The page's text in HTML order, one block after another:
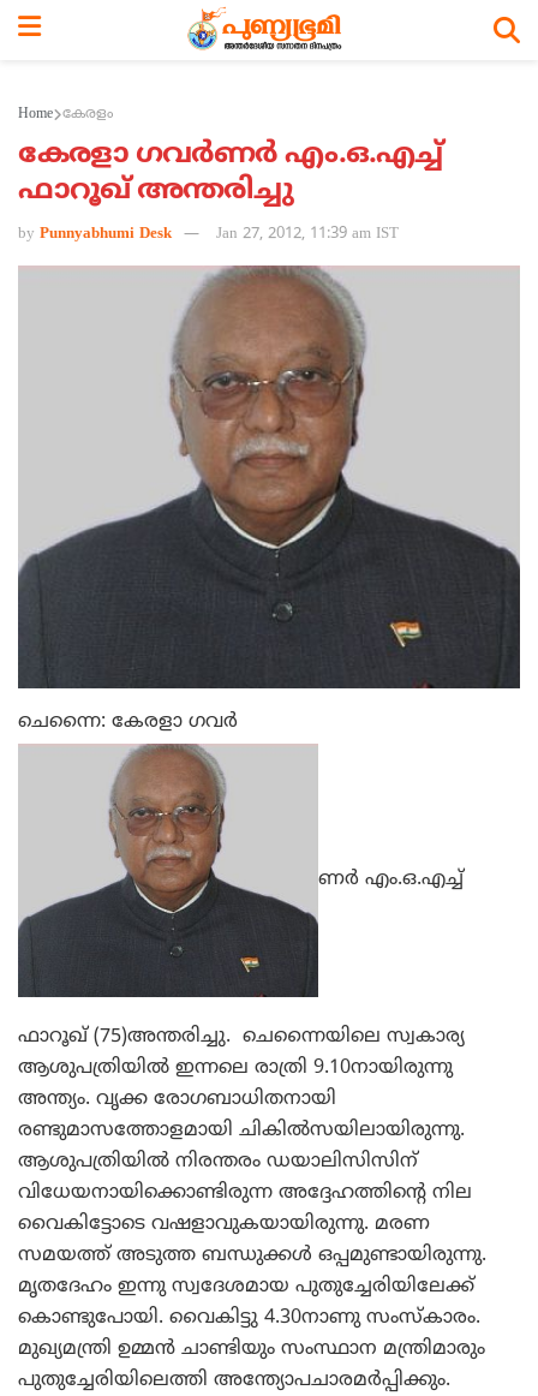
Home കേരളം
കേരളാ ഗവര്‍ണര്‍ എം.ഒ.എച്ച്
ഫാറൂഖ് അന്തരിച്ചു
by Punnyabhumi Desk Jan 27, 2012, 11:39 am IST
ചെന്നൈ: കേരളാ ഗവര്‍
ണര്‍ എം.ഒ.എച്ച്
ഫാറൂഖ് (75)അന്തരിച്ചു. ചെന്നൈയിലെ സ്വകാര്യ
ആശുപത്രിയില്‍ ഇന്നലെ രാത്രി 9.10നായിരുന്നു
അന്ത്യം. വൃക്ക രോഗബാധിതനായി
രണ്ടുമാസത്തോളമായി ചികില്‍സയിലായിരുന്നു.
ആശുപത്രിയില്‍ നിരന്തരം ഡയാലിസിസിന്
വിധേയനായിക്കൊണ്ടിരുന്ന അദ്ദേഹത്തിന്റെ നില
വൈകിട്ടോടെ വഷളാവുകയായിരുന്നു. മരണ
സമയത്ത് അടുത്ത ബന്ധുക്കള്‍ ഒപ്പമുണ്ടായിരുന്നു.
മൃതദേഹം ഇന്നു സ്വദേശമായ പുതുച്ചേരിയിലേക്ക്
കൊണ്ടുപോയി. വൈകിട്ടു 4.30നാണു സംസ്‌കാരം.
മുഖ്യമന്ത്രി ഉമ്മന്‍ ചാണ്ടിയും സംസ്ഥാന മന്ത്രിമാരും
പുതുച്ചേരിയിലെത്തി അന്ത്യോപചാരമര്‍പ്പിക്കും.